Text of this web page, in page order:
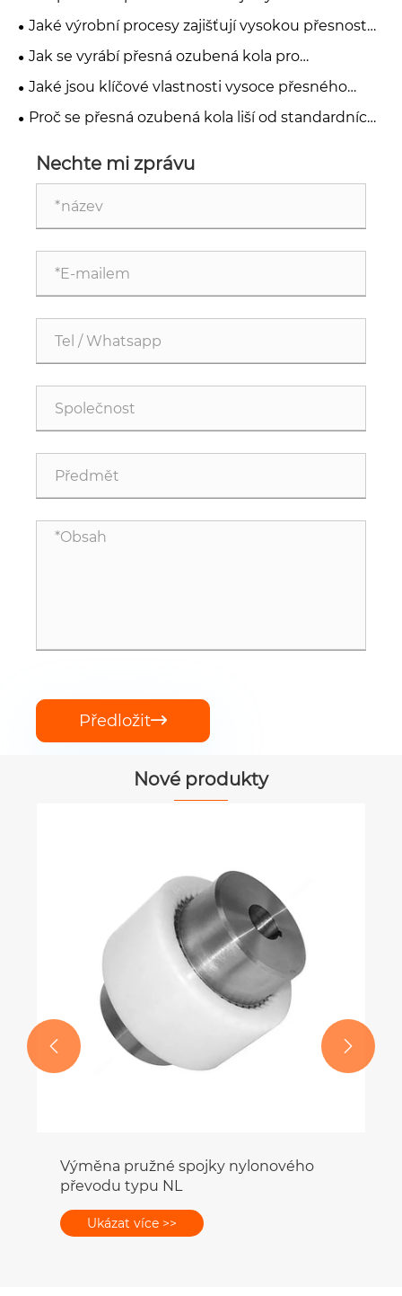
spolehlivost zařízení?
Jaké výrobní procesy zajišťují vysokou přesnost
přesných ozubených kol?
Jak se vyrábí přesná ozubená kola pro
průmyslové aplikace?
Jaké jsou klíčové vlastnosti vysoce přesného
ozubeného kola?
Proč se přesná ozubená kola liší od standardních
Nechte mi zprávu
Předložit
Nové produkty
Výměna pružné spojky nylonového
převodu typu NL
Ukázat více >>
 